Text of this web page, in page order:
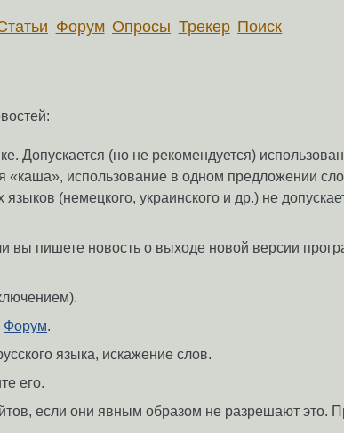
Форум Опросы Трекер Поиск
Допускается (но не рекомендуется)
«каша», использование в одном предложении
(немецкого, украинского и др.) не
вы пишете новость о выходе новой версии
Форум.
языка, искажение слов.
его.
если они явным образом не разрешают это.